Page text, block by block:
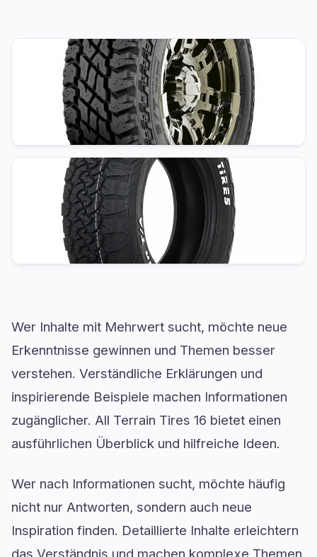
Wer Inhalte mit Mehrwert sucht, möchte neue
Erkenntnisse gewinnen und Themen besser
verstehen. Verständliche Erklärungen und
inspirierende Beispiele machen Informationen
zugänglicher. All Terrain Tires 16 bietet einen
ausführlichen Überblick und hilfreiche Ideen.
Wer nach Informationen sucht, möchte häufig
nicht nur Antworten, sondern auch neue
Inspiration finden. Detaillierte Inhalte erleichtern
das Verständnis und machen komplexe Themen